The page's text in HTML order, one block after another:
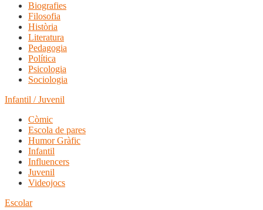
Biografies
Filosofia
Història
Literatura
Pedagogia
Política
Psicologia
Sociologia
Infantil / Juvenil
Còmic
Escola de pares
Humor Gràfic
Infantil
Influencers
Juvenil
Videojocs
Escolar